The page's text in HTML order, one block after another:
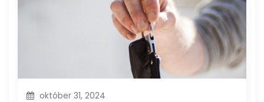
október 31, 2024